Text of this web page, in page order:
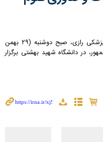
سی‌امین جشنواره تحقیقات و فناوری علوم پزشکی رازی، صبح دوشنبه (۲۹ بهمن
در دانشگاه شهید بهشتی برگزار